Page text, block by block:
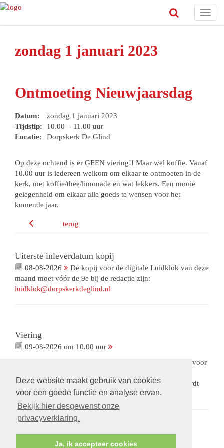
Deze website maakt gebruik van cookies
voor een goede functie en analyse ervan.
Bekijk hier desgewenst onze
privacyverklaring.
Ja, ik accepteer cookies
zondag 1 januari 2023
Ontmoeting Nieuwjaarsdag
Datum:
zondag 1 januari 2023
Tijdstip:
10.00 - 11.00 uur
Locatie:
Dorpskerk De Glind
Op deze ochtend is er GEEN viering!! Maar wel koffie. Vanaf
10.00 uur is iedereen welkom om elkaar te ontmoeten in de
kerk, met koffie/thee/limonade en wat lekkers. Een mooie
gelegenheid om elkaar alle goeds te wensen voor het
komende jaar.
terug
Uiterste inleverdatum kopij
08-08-2026
De kopij voor de digitale Luidklok van deze
maand moet vóór de 9e bij de redactie zijn:
luidklok@dorpskerkdeglind.nl
Viering
09-08-2026 om 10.00 uur
Viering met gemeenteleden als voorganger. Met collecte voor
beschikbaar via een besloten omgeving.Op verzoek
wordt
een link gestuurd.